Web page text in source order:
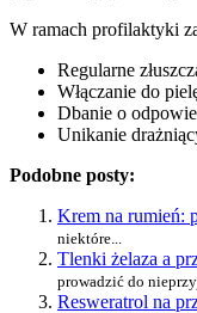
W ramach profilaktyki
Regularne
Włączanie do
Dbanie o
Unikanie
Podobne posty:
Krem na rumień:
niektóre...
Tlenki żelaza a
prowadzić do
Resweratrol na